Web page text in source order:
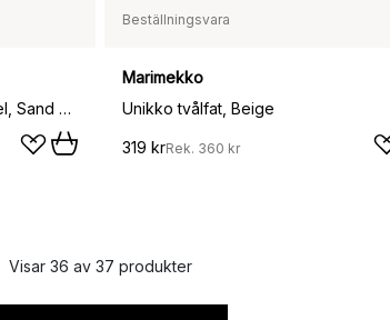
Carry vägghängd hållare dubbel, Sand grey
Beställningsvara
Marimekko
Unikko tvålfat, Beige
319 krRek. 360 kr
Visar 36 av 37 produkter